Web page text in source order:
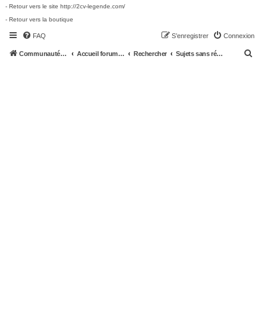
- Retour vers le site http://2cv-legende.com/
- Retour vers la boutique
FAQ Connexion
S’enregistrer
Communauté 2cv-legende.com Accueil forum 2cv-legende.com Rechercher Sujets sans réponse